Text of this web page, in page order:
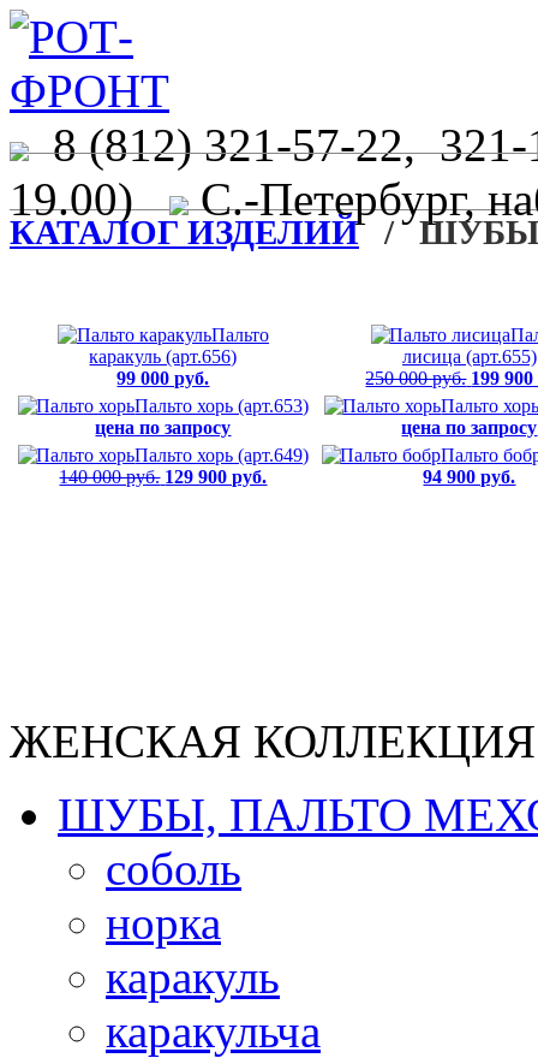
8 (812) 321-57-22,
19.00) С.-Петербург,
КАТАЛОГ ИЗДЕЛИЙ/ ШУБЫ,
Пальто
каракуль (арт.656)
99 000 руб.
лисица (арт.655)
250 000 руб. 199
Пальто хорь (арт.653)
цена по запросу
Пальто
цена по запросу
Пальто хорь (арт.649)
140 000 руб. 129 900 руб.
Пальто
94 900 руб.
ЖЕНСКАЯ КОЛЛЕКЦИЯ
ШУБЫ, ПАЛЬТО
соболь
норка
каракуль
каракульча